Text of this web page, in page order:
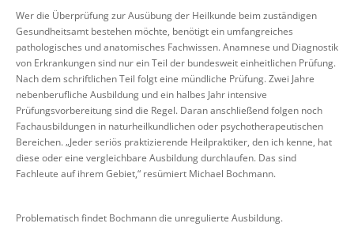
Wer die Überprüfung zur Ausübung der Heilkunde beim zuständigen
Gesundheitsamt bestehen möchte, benötigt ein umfangreiches
pathologisches und anatomisches Fachwissen. Anamnese und Diagnostik
von Erkrankungen sind nur ein Teil der bundesweit einheitlichen Prüfung.
Nach dem schriftlichen Teil folgt eine mündliche Prüfung. Zwei Jahre
nebenberufliche Ausbildung und ein halbes Jahr intensive
Prüfungsvorbereitung sind die Regel. Daran anschließend folgen noch
Fachausbildungen in naturheilkundlichen oder psychotherapeutischen
Bereichen. „Jeder seriös praktizierende Heilpraktiker, den ich kenne, hat
diese oder eine vergleichbare Ausbildung durchlaufen. Das sind
Fachleute auf ihrem Gebiet,“ resümiert Michael Bochmann.
Problematisch findet Bochmann die unregulierte Ausbildung.